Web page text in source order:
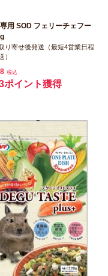
用 SOD フェリーチェフー
り寄せ後発送（最短4営業日程
）
税込
ポイント獲得